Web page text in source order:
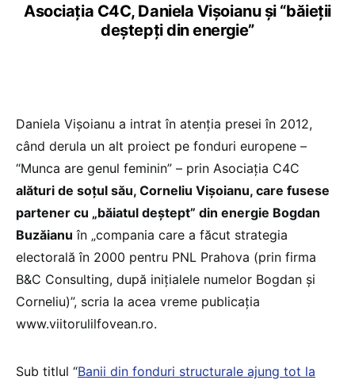
Asociația C4C, Daniela Vișoianu și “băieții
deștepți din energie”
Daniela Vișoianu a intrat în atenția presei în 2012,
când derula un alt proiect pe fonduri europene –
“Munca are genul feminin” – prin Asociația C4C
alături de soțul său, Corneliu Vișoianu, care fusese
partener cu „băiatul deștept” din energie Bogdan
Buzăianu în „compania care a făcut strategia
electorală în 2000 pentru PNL Prahova (prin firma
B&C Consulting, după iniţialele numelor Bogdan şi
Corneliu)”, scria la acea vreme publicația
www.viitorulilfovean.ro.
Sub titlul “Banii din fonduri structurale ajung tot la